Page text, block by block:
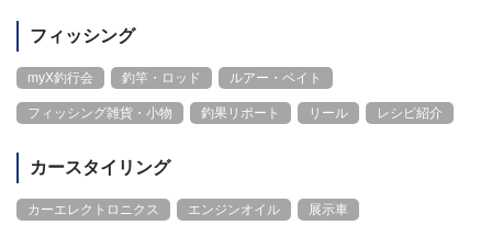
フィッシング
myX釣行会 釣竿・ロッド ルアー・ベイト
フィッシング雑貨・小物 釣果リポート リール レシピ紹介
カースタイリング
カーエレクトロニクス エンジンオイル 展示車